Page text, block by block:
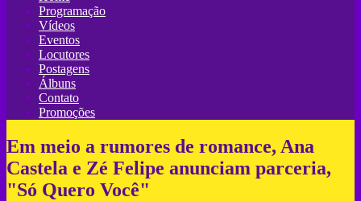
Programação
Vídeos
Eventos
Locutores
Postagens
Álbuns
Contato
Promoções
Em meio a rumores de romance, Ana
Castela e Zé Felipe anunciam parceria,
"Só Quero Você"